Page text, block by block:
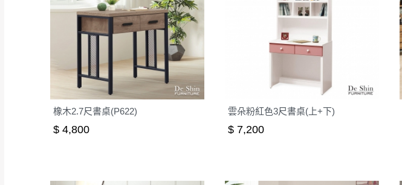
橡木2.7尺書桌(P622)
$ 4,800
雲朵粉紅色3尺書桌(上+下)
$ 7,200